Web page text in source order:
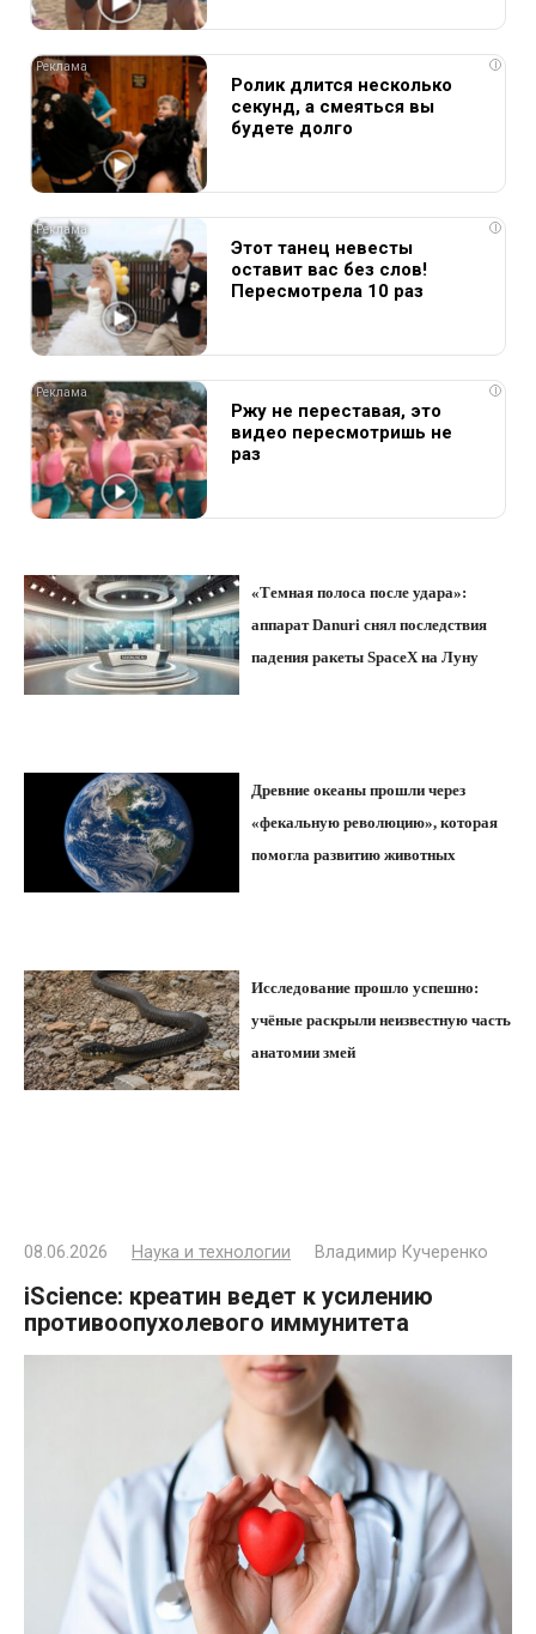
i
Ролик длится несколько
секунд, а смеяться вы
будете долго
i
Этот танец невесты
оставит вас без слов!
Пересмотрела 10 раз
i
Ржу не переставая, это
видео пересмотришь не
раз
«Темная полоса после удара»:
аппарат Danuri снял последствия
падения ракеты SpaceX на Луну
Древние океаны прошли через
«фекальную революцию», которая
помогла развитию животных
Исследование прошло успешно:
учёные раскрыли неизвестную часть
анатомии змей
08.06.2026 Наука и технологии Владимир Кучеренко
iScience: креатин ведет к усилению
противоопухолевого иммунитета